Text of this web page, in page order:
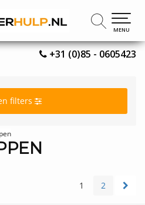
+31 (0)85 - 0605423
MENU
MENU
filters
1 2